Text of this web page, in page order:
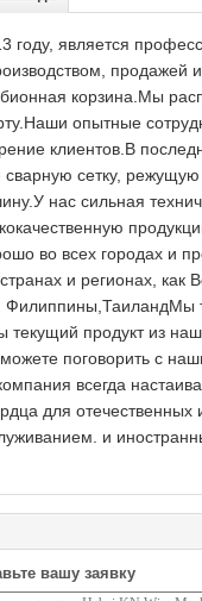
является
продажей
корзина.Мы
опытные
клиентов.В
сварную сетку,
нас сильная
во всех городах и
и регионах, как
продукт из
поговорить с
всегда
для отечественных
и
вашу заявку